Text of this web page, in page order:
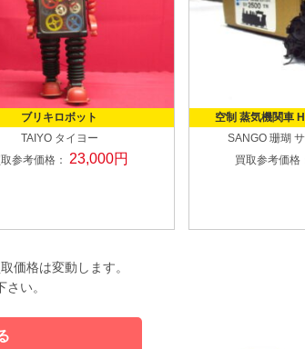
ブリキロボット
TAIYO タイヨー
参考価格： 23,000円
空制 蒸気機関車
SANGO 珊瑚
買取参考価格
価格は変動します。
い。